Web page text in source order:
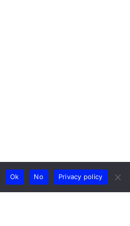
Ok No Privacy policy